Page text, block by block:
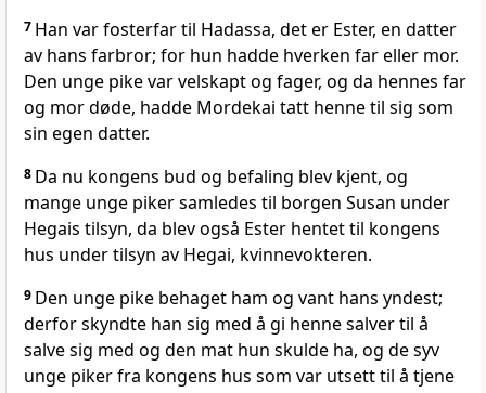
7 Han var fosterfar til Hadassa, det er Ester, en datter
av hans farbror; for hun hadde hverken far eller mor.
Den unge pike var velskapt og fager, og da hennes far
og mor døde, hadde Mordekai tatt henne til sig som
sin egen datter.
8 Da nu kongens bud og befaling blev kjent, og
mange unge piker samledes til borgen Susan under
Hegais tilsyn, da blev også Ester hentet til kongens
hus under tilsyn av Hegai, kvinnevokteren.
9 Den unge pike behaget ham og vant hans yndest;
derfor skyndte han sig med å gi henne salver til å
salve sig med og den mat hun skulde ha, og de syv
unge piker fra kongens hus som var utsett til å tjene